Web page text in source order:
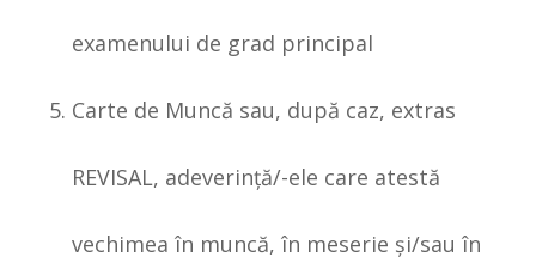
examenului de grad principal
Carte de Muncă sau, după caz, extras
REVISAL, adeverinţă/-ele care atestă
vechimea în muncă, în meserie şi/sau în